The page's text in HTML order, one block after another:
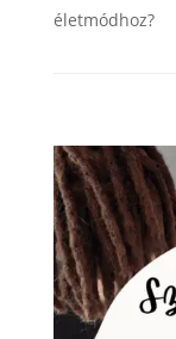
életmódhoz?